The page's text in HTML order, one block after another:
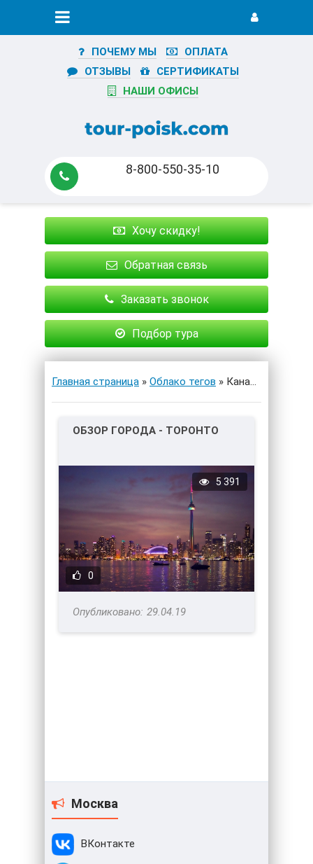
ПОЧЕМУ МЫ
ОПЛАТА
ОТЗЫВЫ
СЕРТИФИКАТЫ
НАШИ ОФИСЫ
8-800-550-35-10
Хочу скидку!
Обратная связь
Заказать звонок
Подбор тура
Главная страница » Облако тегов » Канада
ОБЗОР ГОРОДА - ТОРОНТО
0
5 391
29.04.19
Москва
ВКонтакте